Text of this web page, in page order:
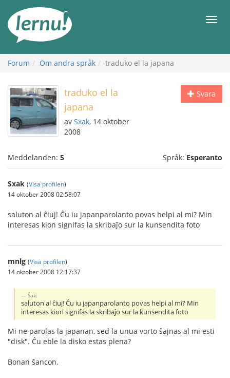
sidans
innehåll
Meny
Forum Om andra språk traduko el la japana
Svara
traduko el la
japana
av Sxak, 14 oktober
2008
Meddelanden: 5 Språk: Esperanto
Sxak (Visa profilen)
14 oktober 2008 02:58:07
saluton al ĉiuj! Ĉu iu japanparolanto povas helpi al mi? Min
interesas kion signifas la skribaĵo sur la kunsendita foto
mnlg (Visa profilen)
14 oktober 2008 12:17:37
Ŝak:
saluton al ĉiuj! Ĉu iu japanparolanto povas helpi al mi? Min
interesas kion signifas la skribaĵo sur la kunsendita foto
Mi ne parolas la japanan, sed la unua vorto ŝajnas al mi esti
"disk". Ĉu eble la disko estas plena?
Bonan ŝancon.